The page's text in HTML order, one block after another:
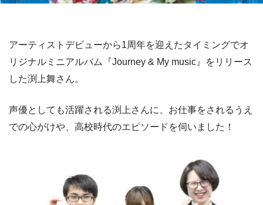
アーティストデビューから1周年を迎えたタイミングでオ
リジナルミニアルバム『Journey & My music』をリリース
した渕上舞さん。
声優としても活躍される渕上さんに、お仕事をされるうえ
での心がけや、高校時代のエピソードを伺いました！